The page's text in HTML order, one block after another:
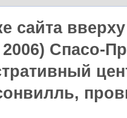
сайта
Спасо-